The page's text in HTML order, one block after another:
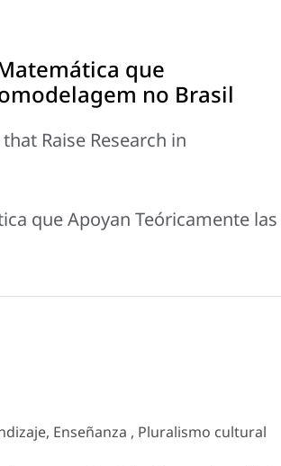
que
no Brasil
Raise Research in
que Apoyan Teóricamente las
Enseñanza , Pluralismo cultural